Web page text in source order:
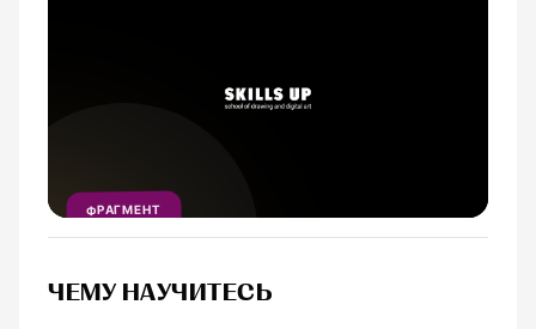
ФРАГМЕНТ
ЧЕМУ НАУЧИТЕСЬ